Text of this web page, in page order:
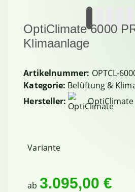
OptiClimate 6000
Klimaanlage
Artikelnummer: OPTCL-
Kategorie: Belüftung &
Hersteller:
OptiClimate
Variante
ab 3.095,00 €